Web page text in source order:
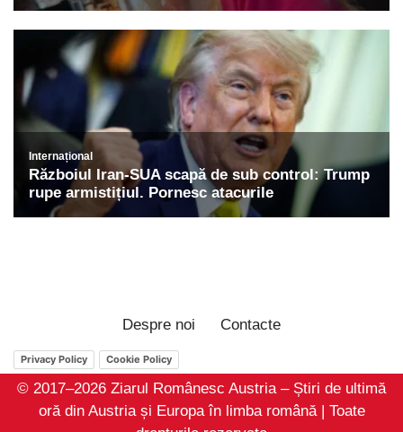
Despre noi Contacte
Privacy Policy Cookie Policy
© 2017–2026 Ziarul Românesc Austria – Știri de ultimă
oră din Austria și Europa în limba română | Toate